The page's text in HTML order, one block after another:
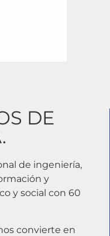
DE
de ingeniería,
y
y social con 60
convierte en